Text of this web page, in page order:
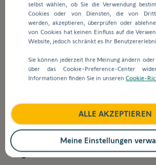
Suchleiste
werden
automatisch
Vorschläge
erleichtern.
Welche Zigbee-
Motoreinstellungen
geändert werden?
Zugriff auf Alle Motoreinstellungen
Energy Funkprotokoll (BLE)
Mit der TaHoma by Somfy App oder
Fernbedienung (wenn keine
können nur die Endlagen auch vom
eingestellt werden.
selbst wählen, ob Sie die Verwendung
Cookies oder von Diensten, die von
werden, akzeptieren, überprüfen oder
von Cookies hat keinen Einfluss auf die
Website, jedoch schränkt es Ihr
Sie können jederzeit Ihre Meinung ändern
über das Cookie-Preference-Center
Informationen finden Sie in unseren Cookie-
ALLE AKZEPTIEREN
Meine Einstellungen